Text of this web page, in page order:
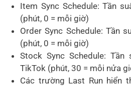
Item Sync Schedule: Tần
(phút, 0 = mỗi giờ)
Order Sync Schedule: Tần
(phút, 0 = mỗi giờ)
Stock Sync Schedule:
TikTok (phút, 30 = mỗi nửa
Các trường Last Run hiển